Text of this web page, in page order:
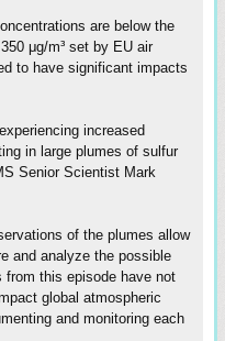
are below the
μg/m³ set by EU air
to have significant impacts
increased
in large plumes of sulfur
Senior Scientist Mark
of the plumes allow
and analyze the possible
this episode have not
global atmospheric
and monitoring each